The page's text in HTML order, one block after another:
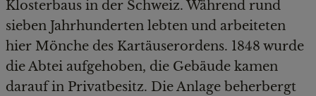
Klosterbaus in der Schweiz. Während rund
sieben Jahrhunderten lebten und arbeiteten
hier Mönche des Kartäuserordens. 1848 wurde
die Abtei aufgehoben, die Gebäude kamen
darauf in Privatbesitz. Die Anlage beherbergt